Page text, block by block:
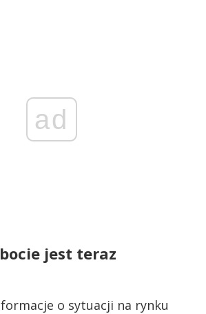
ad
jest teraz
o sytuacji na rynku